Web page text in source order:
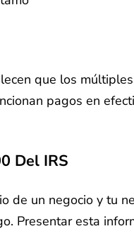
que los
pagos en
Del IRS
de un negocio y tu
Presentar esta